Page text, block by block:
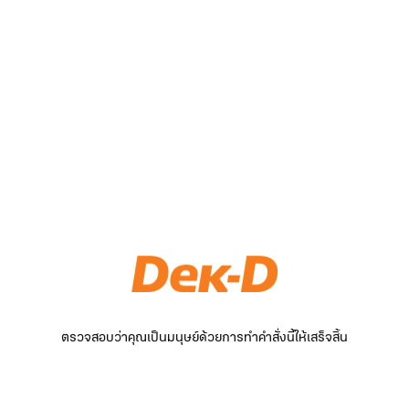
ตรวจสอบว่าคุณเป็นมนุษย์ด้วยการทำคำสั่งนี้ให้เสร็จสิ้น